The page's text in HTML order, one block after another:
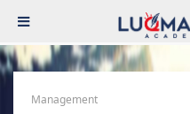
Management